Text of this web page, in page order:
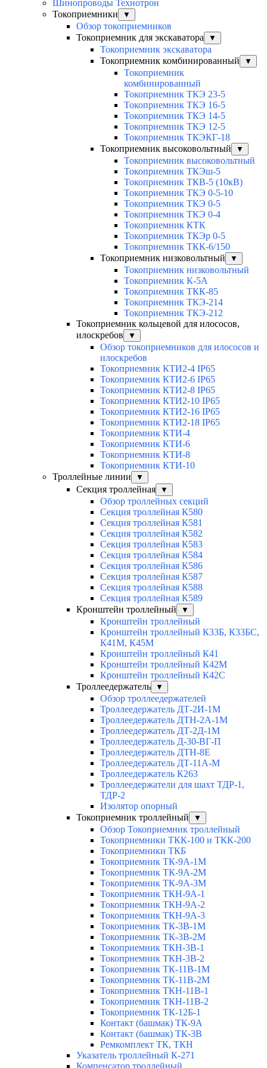
Шинопроводы Технотрон
Токоприемники
▼
Обзор токоприемников
Токоприемник для экскаватора
▼
Токоприемник экскаватора
Токоприемник комбинированный
▼
Токоприемник
комбинированный
Токоприемник ТКЭ 23-5
Токоприемник ТКЭ 16-5
Токоприемник ТКЭ 14-5
Токоприемник ТКЭ 12-5
Токоприемник ТКЭКГ-18
Токоприемник высоковольтный
▼
Токоприемник высоковольтный
Токоприемник ТКЭш-5
Токоприемник ТКВ-5 (10кВ)
Токоприемник ТКЭ 0-5-10
Токоприемник ТКЭ 0-5
Токоприемник ТКЭ 0-4
Токоприемник КТК
Токоприемник ТКЭр 0-5
Токоприемник ТКК-6/150
Токоприемник низковольтный
▼
Токоприемник низковольтный
Токоприемник К-5А
Токоприемник ТКК-85
Токоприемник ТКЭ-214
Токоприемник ТКЭ-212
Токоприемник кольцевой для илососов,
илоскребов
▼
Обзор токоприемников для илососов и
илоскребов
Токоприемник КТИ2-4 IP65
Токоприемник КТИ2-6 IP65
Токоприемник КТИ2-8 IP65
Токоприемник КТИ2-10 IP65
Токоприемник КТИ2-16 IP65
Токоприемник КТИ2-18 IP65
Токоприемник КТИ-4
Токоприемник КТИ-6
Токоприемник КТИ-8
Токоприемник КТИ-10
Троллейные линии
▼
Секция троллейная ▼
Обзор троллейных секций
Секция троллейная К580
Секция троллейная К581
Секция троллейная К582
Секция троллейная К583
Секция троллейная К584
Секция троллейная К586
Секция троллейная К587
Секция троллейная К588
Секция троллейная К589
Кронштейн троллейный
▼
Кронштейн троллейный
Кронштейн троллейный К33Б, К33БС,
К41М, К45М
Кронштейн троллейный К41
Кронштейн троллейный К42М
Кронштейн троллейный К42С
Троллеедержатель
▼
Обзор троллеедержателей
Троллеедержатель ДТ-2И-1М
Троллеедержатель ДТН-2А-1М
Троллеедержатель ДТ-2Д-1М
Троллеедержатель Д-30-ВГ-П
Троллеедержатель ДТН-8Е
Троллеедержатель ДТ-11А-М
Троллеедержатель К263
Троллеедержатели для шахт ТДР-1,
ТДР-2
Изолятор опорный
Токоприемник троллейный
▼
Обзор Токоприемник троллейный
Токоприемники ТКК-100 и ТКК-200
Токоприемники ТКБ
Токоприемник ТК-9А-1М
Токоприемник ТК-9А-2М
Токоприемник ТК-9А-3М
Токоприемник ТКН-9А-1
Токоприемник ТКН-9А-2
Токоприемник ТКН-9А-3
Токоприемник ТК-3В-1М
Токоприемник ТК-3В-2М
Токоприемник ТКН-3В-1
Токоприемник ТКН-3В-2
Токоприемник ТК-11В-1М
Токоприемник ТК-11В-2М
Токоприемник ТКН-11В-1
Токоприемник ТКН-11В-2
Токоприемник ТК-12Б-1
Контакт (башмак) ТК-9А
Контакт (башмак) ТК-3В
Ремкомплект ТК, ТКН
Указатель троллейный К-271